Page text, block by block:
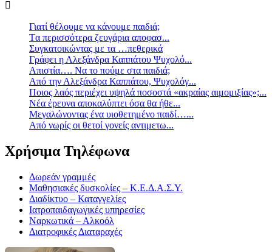
Γιατί θέλουμε να κάνουμε παιδιά;
Tα περισσότερα ζευγάρια αποφασ...
Συγκατοικώντας με τα …πεθερικά
Γράφει η Αλεξάνδρα Καππάτου Ψυχολό...
Απιστία…. Να το πούμε στα παιδιά;
Από την Αλεξάνδρα Καππάτου, Ψυχολόγ...
Ποιος λαός περιέχει υψηλά ποσοστά «ακραίας αιμομιξίας»;...
Νέα έρευνα αποκαλύπτει όσα θα ήθε...
Mεγαλώνοντας ένα υιοθετημένο παιδί…...
Aπό νωρίς οι θετοί γονείς αντιμετω...
Χρήσιμα Τηλέφωνα
Δωρεάν γραμμές
Μαθησιακές δυσκολίες – Κ.Ε.Δ.Α.Σ.Υ.
Διαδίκτυο – Καταγγελίες
Ιατροπαιδαγωγικές υπηρεσίες
Ναρκωτικά – Αλκοόλ
Διατροφικές Διαταραχές